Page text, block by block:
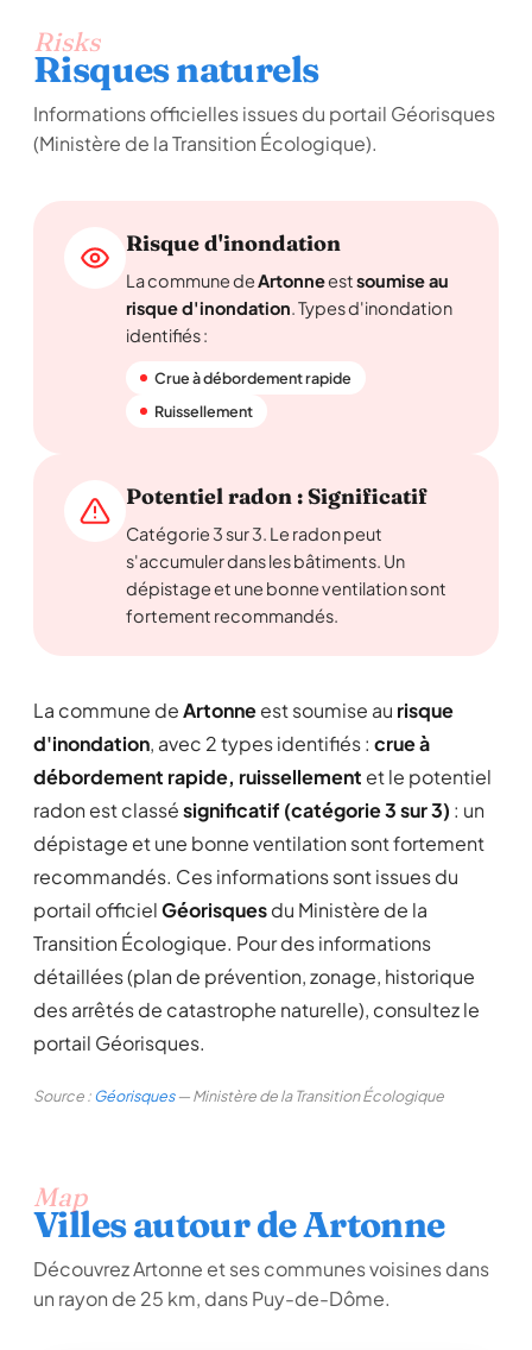
Risks
Risques naturels
Informations officielles issues du portail Géorisques
(Ministère de la Transition Écologique).
Risque d'inondation
La commune deArtonneestsoumise au
risque d'inondation. Types d'inondation
identifiés :
Crue à débordement rapide
Ruissellement
Potentiel radon : Significatif
Catégorie 3 sur 3. Le radon peut
s'accumuler dans les bâtiments. Un
dépistage et une bonne ventilation sont
fortement recommandés.
La commune deArtonneest soumise au risque
d'inondation, avec 2 types identifiés : crue à
débordement rapide, ruissellement et le potentiel
radon est classésignificatif (catégorie 3 sur 3) : un
dépistage et une bonne ventilation sont fortement
recommandés. Ces informations sont issues du
portail officielGéorisquesdu Ministère de la
Transition Écologique. Pour des informations
détaillées (plan de prévention, zonage, historique
des arrêtés de catastrophe naturelle), consultez le
portail Géorisques.
Source :Géorisques— Ministère de la Transition Écologique
Map
Villes autour de Artonne
Découvrez Artonne et ses communes voisines dans
un rayon de 25 km, dans Puy-de-Dôme.